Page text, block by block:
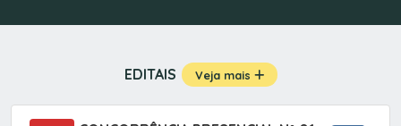
EDITAIS Veja mais